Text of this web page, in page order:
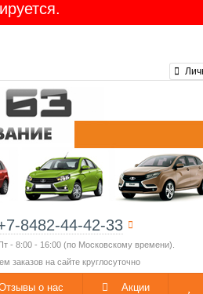
8482-44-42-33
- 8:00 - 16:00 (по Московскому времени).
заказов на сайте круглосуточно
о нас Акции